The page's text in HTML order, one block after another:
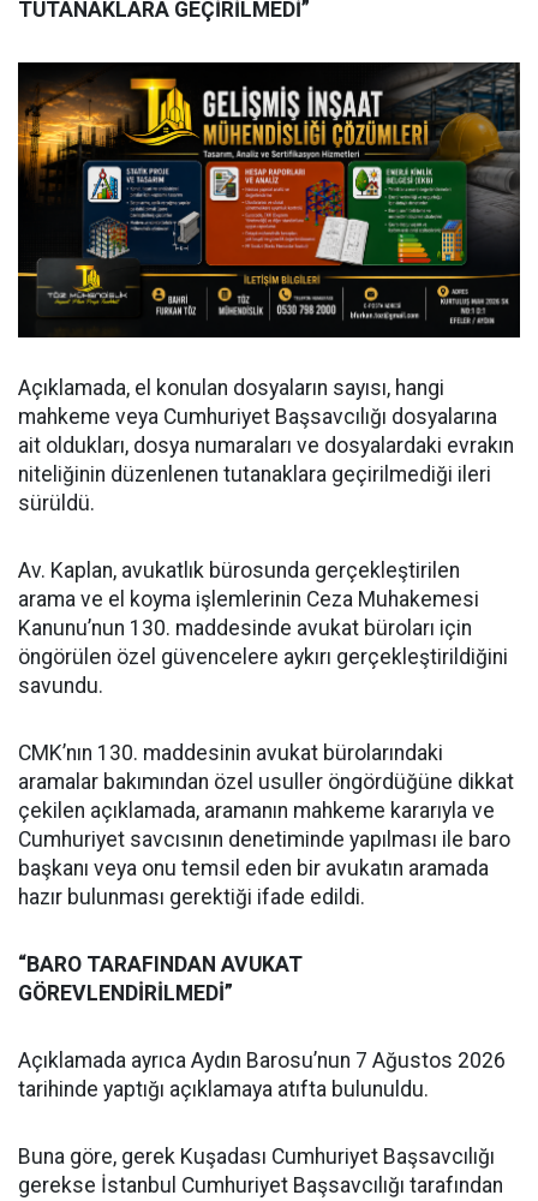
TUTANAKLARA GEÇİRİLMEDİ”
Açıklamada, el konulan dosyaların sayısı, hangi
mahkeme veya Cumhuriyet Başsavcılığı dosyalarına
ait oldukları, dosya numaraları ve dosyalardaki evrakın
niteliğinin düzenlenen tutanaklara geçirilmediği ileri
sürüldü.
Av. Kaplan, avukatlık bürosunda gerçekleştirilen
arama ve el koyma işlemlerinin Ceza Muhakemesi
Kanunu’nun 130. maddesinde avukat büroları için
öngörülen özel güvencelere aykırı gerçekleştirildiğini
savundu.
CMK’nın 130. maddesinin avukat bürolarındaki
aramalar bakımından özel usuller öngördüğüne dikkat
çekilen açıklamada, aramanın mahkeme kararıyla ve
Cumhuriyet savcısının denetiminde yapılması ile baro
başkanı veya onu temsil eden bir avukatın aramada
hazır bulunması gerektiği ifade edildi.
“BARO TARAFINDAN AVUKAT
GÖREVLENDİRİLMEDİ”
Açıklamada ayrıca Aydın Barosu’nun 7 Ağustos 2026
tarihinde yaptığı açıklamaya atıfta bulunuldu.
Buna göre, gerek Kuşadası Cumhuriyet Başsavcılığı
gerekse İstanbul Cumhuriyet Başsavcılığı tarafından